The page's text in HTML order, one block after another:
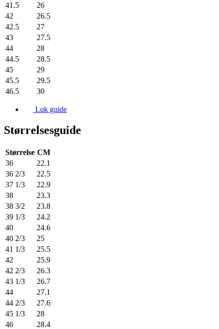
41.5
26
42
26.5
42.5
27
43
27.5
44
28
44.5
28.5
45
29
45.5
29.5
46.5
30
Luk guide
Størrelsesguide
Størrelse CM
36
22.1
36 2/3
22.5
37 1/3
22.9
38
23.3
38 3/2
23.8
39 1/3
24.2
40
24.6
40 2/3
25
41 1/3
25.5
42
25.9
42 2/3
26.3
43 1/3
26.7
44
27.1
44 2/3
27.6
45 1/3
28
46
28.4